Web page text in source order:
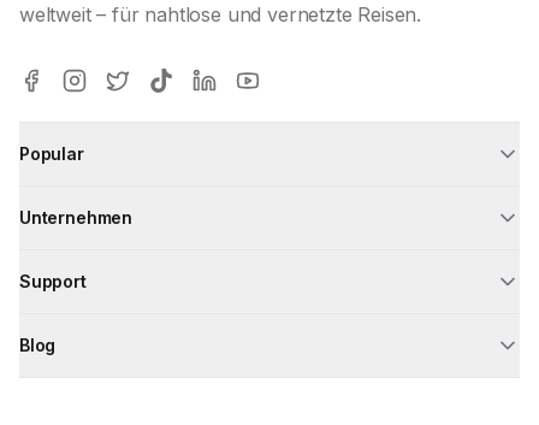
weltweit – für nahtlose und vernetzte Reisen.
Popular
Unternehmen
Support
Blog